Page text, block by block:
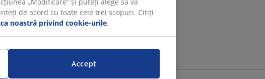
de acord cu toate cele trei scopuri. Citiți
noastră privind cookie-urile.
Accept